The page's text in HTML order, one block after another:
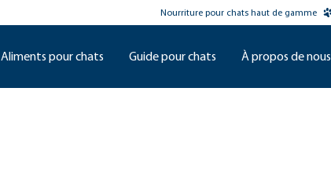
Nourriture pour chats haut de gamme
Aliments pour chats Guide pour chats À propos de nous